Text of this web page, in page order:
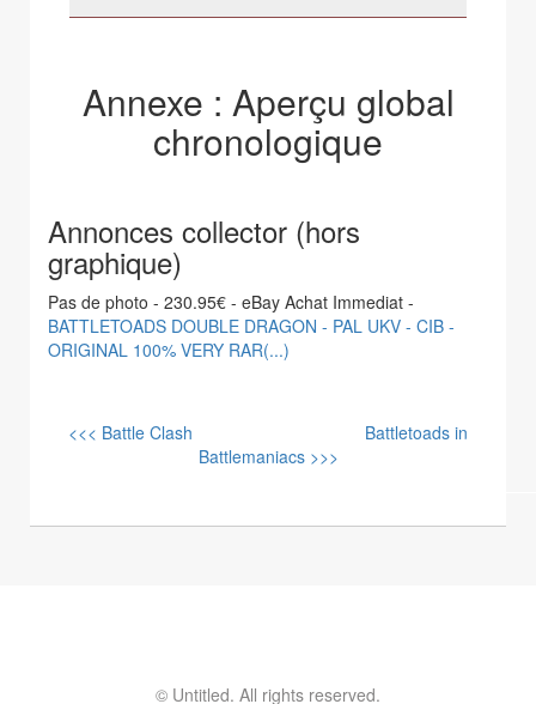
Annexe : Aperçu global
chronologique
Annonces collector (hors
graphique)
Pas de photo - 230.95€ - eBay Achat Immediat -
BATTLETOADS DOUBLE DRAGON - PAL UKV - CIB -
ORIGINAL 100% VERY RAR(...)
<<< Battle Clash
Battletoads in
Battlemaniacs >>>
© Untitled. All rights reserved.